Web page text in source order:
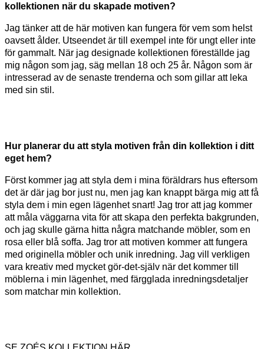
kollektionen när du skapade motiven?
Jag tänker att de här motiven kan fungera för vem som helst
oavsett ålder. Utseendet är till exempel inte för ungt eller inte
för gammalt. När jag designade kollektionen föreställde jag
mig någon som jag, säg mellan 18 och 25 år. Någon som är
intresserad av de senaste trenderna och som gillar att leka
med sin stil.
Hur planerar du att styla motiven från din kollektion i ditt
eget hem?
Först kommer jag att styla dem i mina föräldrars hus eftersom
det är där jag bor just nu, men jag kan knappt bärga mig att få
styla dem i min egen lägenhet snart! Jag tror att jag kommer
att måla väggarna vita för att skapa den perfekta bakgrunden,
och jag skulle gärna hitta några matchande möbler, som en
rosa eller blå soffa. Jag tror att motiven kommer att fungera
med originella möbler och unik inredning. Jag vill verkligen
vara kreativ med mycket gör-det-själv när det kommer till
möblerna i min lägenhet, med färgglada inredningsdetaljer
som matchar min kollektion.